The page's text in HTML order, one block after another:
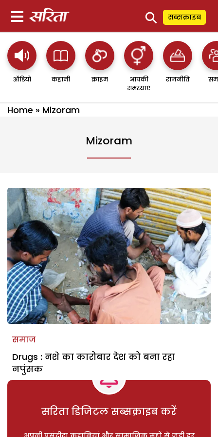
⚲ सब्सक्राइब
ऑडियो कहानी क्राइम
आपकी
समस्याएं
राजनीति
Home » Mizoram
Mizoram
समाज
Drugs : नशे का कारोबार देश को बना रहा
नपुंसक
सरिता डिजिटल सब्सक्राइब करें